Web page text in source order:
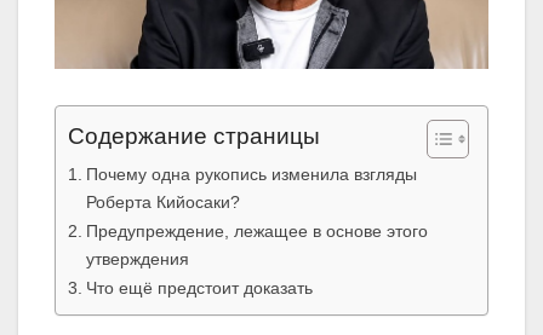
Содержание страницы
Почему одна рукопись изменила взгляды
Роберта Кийосаки?
Предупреждение, лежащее в основе этого
утверждения
Что ещё предстоит доказать